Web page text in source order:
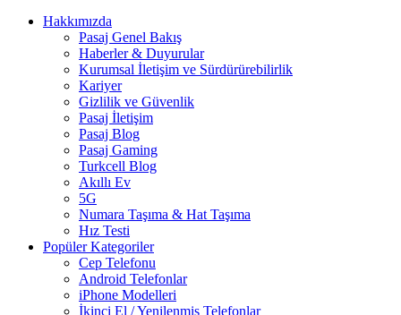
Hakkımızda
Pasaj Genel Bakış
Haberler & Duyurular
Kurumsal İletişim ve Sürdürürebilirlik
Kariyer
Gizlilik ve Güvenlik
Pasaj İletişim
Pasaj Blog
Pasaj Gaming
Turkcell Blog
Akıllı Ev
5G
Numara Taşıma & Hat Taşıma
Hız Testi
Popüler Kategoriler
Cep Telefonu
Android Telefonlar
iPhone Modelleri
İkinci El / Yenilenmiş Telefonlar